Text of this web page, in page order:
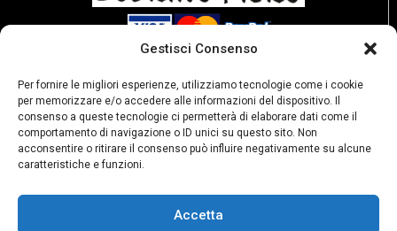
Gestisci Consenso
Per fornire le migliori esperienze, utilizziamo tecnologie come i cookie
per memorizzare e/o accedere alle informazioni del dispositivo. Il
consenso a queste tecnologie ci permetterà di elaborare dati come il
comportamento di navigazione o ID unici su questo sito. Non
acconsentire o ritirare il consenso può influire negativamente su alcune
caratteristiche e funzioni.
Accetta